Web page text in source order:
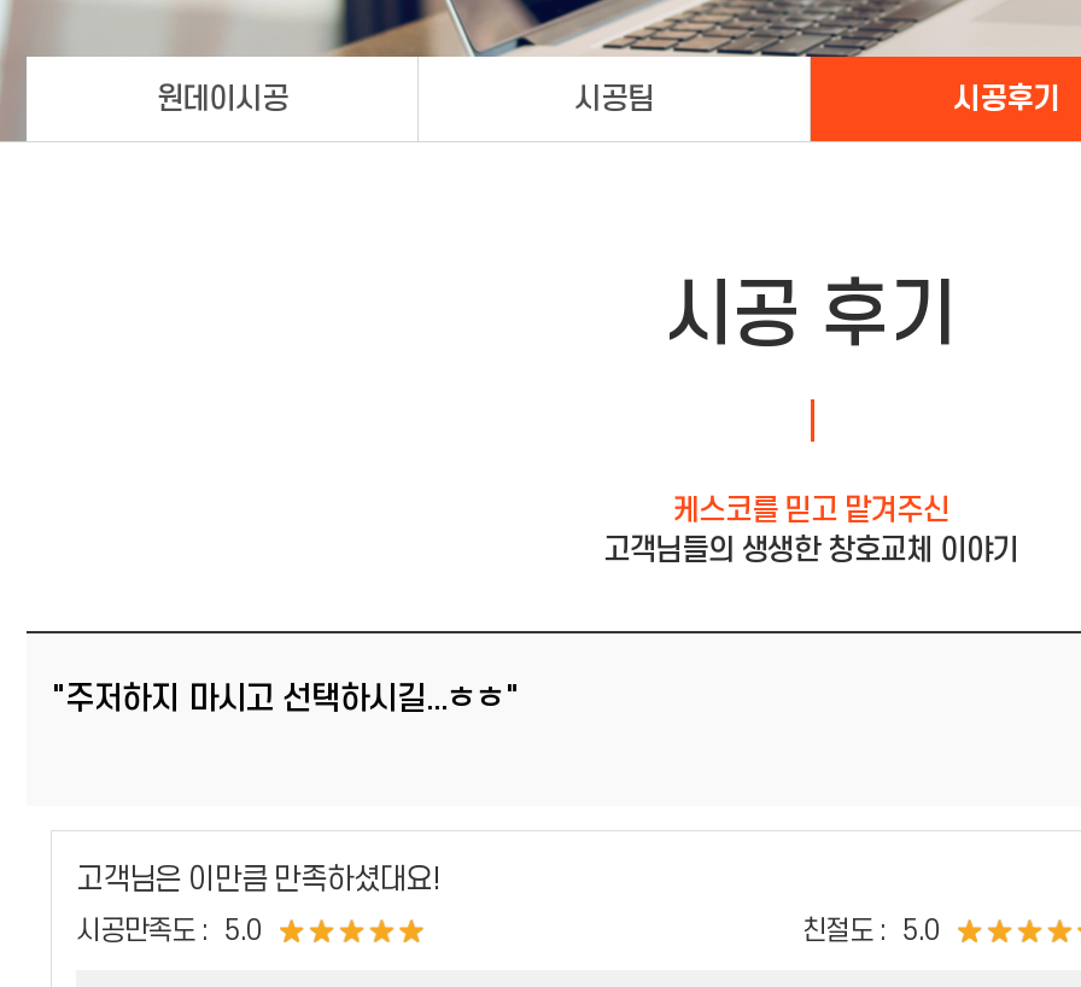
원데이시공 시공팀 시공후기
시공 후기
케스코를 믿고 맡겨주신
고객님들의 생생한 창호교체 이야기
"주저하지 마시고 선택하시길...ㅎㅎ"
고객님은 이만큼 만족하셨대요!
시공만족도 : 5.0 친절도 : 5.0